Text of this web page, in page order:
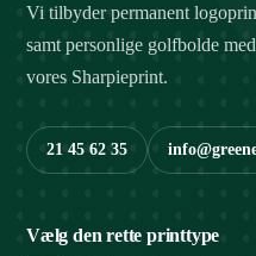
Vi tilbyder permanent
samt personlige golfbolde
vores Sharpieprint.
21 45 62 35
Vælg den rette printtype